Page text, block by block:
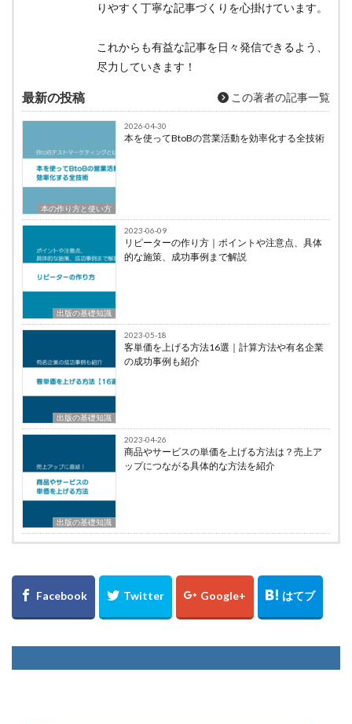
りやすく丁寧な記事づくりを心掛けています。
これからも有益な記事を日々発信できるよう、
尽力していきます！
最新の投稿 この著者の記事一覧
本の作り方と使い方
2026-04-30
本を使ってBtoBの営業活動を効率化する全技術
出版の基礎知識
2023-06-09
リピーターの作り方｜ポイントや注意点、具体
的な施策、成功事例まで解説
出版の基礎知識
2023-05-18
客単価を上げる方法16選｜計算方法や有名企業
の成功事例も紹介
出版の基礎知識
2023-04-26
商品やサービスの単価を上げる方法は？売上ア
ップにつながる具体的な方法を紹介